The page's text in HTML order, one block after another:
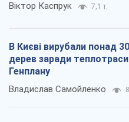
Віктор Каспрук 7,1 т.
В Києві вирубали понад
дерев заради теплотраси
Генплану
Владислав Самойленко